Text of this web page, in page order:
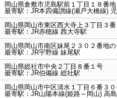
岡山県倉敷市児島駅前１丁目１８番地
最寄駅： JR本四備讃線(瀬戸大橋線)
岡山県岡山市東区西大寺上３丁目３
最寄駅： JR赤穂線 西大寺駅
岡山県岡山市南区妹尾２３０２番地の
最寄駅： JR宇野線 妹尾駅
岡山県総社市中央２丁目８番１号
最寄駅： JR伯備線 総社駅
岡山県岡山市中区清水１丁目６番３
最寄駅： JR山陽本線(姫路～岡山) 高